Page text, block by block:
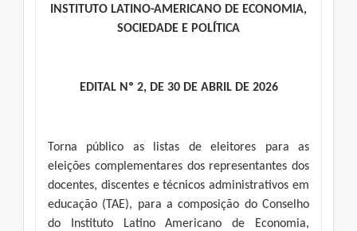
INSTITUTO LATINO-AMERICANO DE ECONOMIA,
SOCIEDADE E POLÍTICA
EDITAL Nº 2, DE 30 DE ABRIL DE 2026
Torna público as listas de eleitores para as
eleições complementares dos representantes dos
docentes, discentes e técnicos administrativos em
educação (TAE), para a composição do Conselho
do Instituto Latino Americano de Economia,